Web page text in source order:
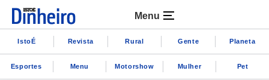
Menu
IstoÉ Revista Rural Gente Planeta
Esportes Menu Motorshow Mulher Pet